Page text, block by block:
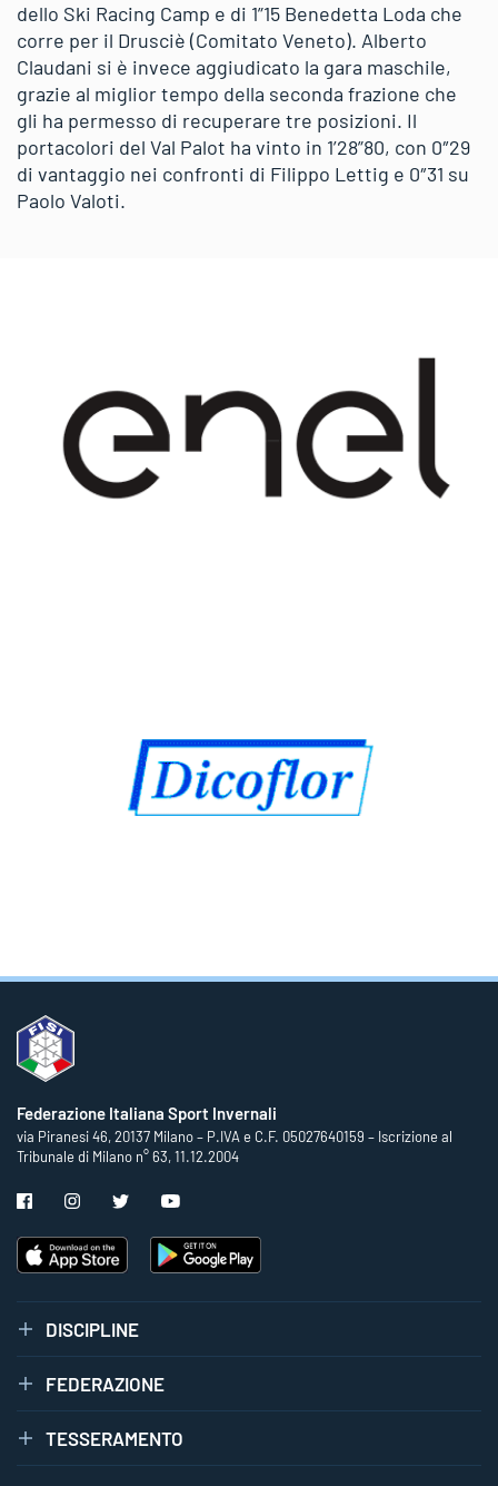
dello Ski Racing Camp e di 1”15 Benedetta Loda che
corre per il Drusciè (Comitato Veneto). Alberto
Claudani si è invece aggiudicato la gara maschile,
grazie al miglior tempo della seconda frazione che
gli ha permesso di recuperare tre posizioni. Il
portacolori del Val Palot ha vinto in 1’28”80, con 0″29
di vantaggio nei confronti di Filippo Lettig e 0″31 su
Paolo Valoti.
Federazione Italiana Sport Invernali
via Piranesi 46, 20137 Milano – P.IVA e C.F. 05027640159 – Iscrizione al
Tribunale di Milano n° 63, 11.12.2004
DISCIPLINE
FEDERAZIONE
TESSERAMENTO